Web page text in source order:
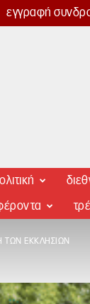
εγγραφή
ΤΩΝ ΕΚΚΛΗΣΙΏΝ